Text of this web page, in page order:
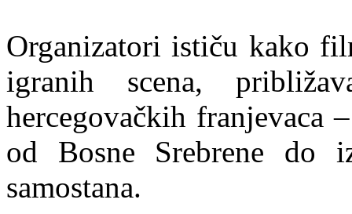
Organizatori ističu kako
igranih scena,
hercegovačkih franjevaca
od Bosne Srebrene do
samostana.